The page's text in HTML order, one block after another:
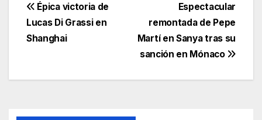
Espectacular
remontada de Pepe
Martí en Sanya tras su
sanción en Mónaco
Épica victoria de
Lucas Di Grassi en
Shanghai